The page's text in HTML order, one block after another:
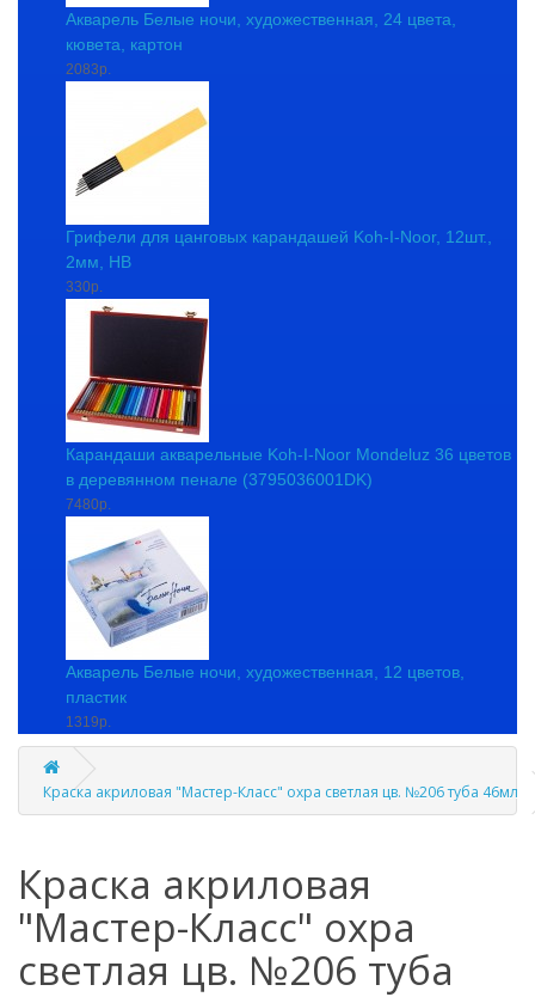
Акварель Белые ночи, художественная, 24 цвета,
кювета, картон
2083р.
Грифели для цанговых карандашей Koh-I-Noor, 12шт.,
2мм, HB
330р.
Карандаши акварельные Koh-I-Noor Mondeluz 36 цветов
в деревянном пенале (3795036001DK)
7480р.
Акварель Белые ночи, художественная, 12 цветов,
пластик
1319р.
Краска акриловая "Мастер-Класс" охра светлая цв. №206 туба 46мл
Краска акриловая
"Мастер-Класс" охра
светлая цв. №206 туба